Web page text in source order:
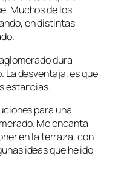
Muchos de los
en distintas
dura
La desventaja, es que
estancias.
para una
Me encanta
en la terraza, con
ideas que he ido